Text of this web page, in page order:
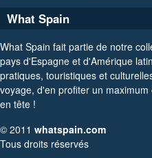
What Spain
What Spain fait partie de notre
pays d'Espagne et d'Amérique
pratiques, touristiques et
voyage, d'en profiter un
en tête !
© 2011 whatspain.com
Tous droits réservés